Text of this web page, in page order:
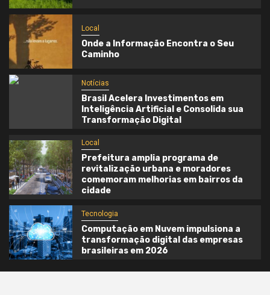
Local
Onde a Informação Encontra o Seu
Caminho
Notícias
Brasil Acelera Investimentos em
Inteligência Artificial e Consolida sua
Transformação Digital
Local
Prefeitura amplia programa de
revitalização urbana e moradores
comemoram melhorias em bairros da
cidade
Tecnologia
Computação em Nuvem impulsiona a
transformação digital das empresas
brasileiras em 2026